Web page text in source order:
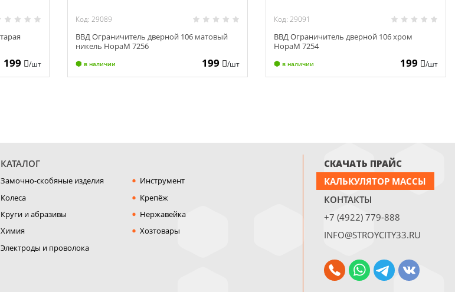
199 /шт
Код: 29089
ВВД Ограничитель дверной 106 матовый
никель НораМ 7256
в наличии 199 /шт
Код: 29091
ВВД Ограничитель дверной 106 хром
НораМ 7254
в наличии 199 /шт
КАТАЛОГ
Замочно-скобяные изделия
Инструмент
Колеса
Крепёж
Круги и абразивы
Нержавейка
Химия
Хозтовары
Электроды и проволока
СКАЧАТЬ ПРАЙС
КАЛЬКУЛЯТОР МАССЫ
КОНТАКТЫ
+7 (4922) 779-888
INFO@STROYCITY33.RU